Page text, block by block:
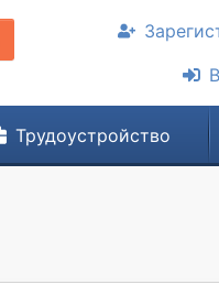
Трудоустройство